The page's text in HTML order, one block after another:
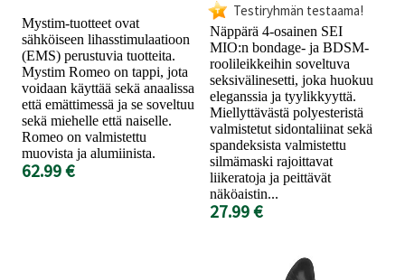
Mystim-tuotteet ovat
sähköiseen lihasstimulaatioon
(EMS) perustuvia tuotteita.
Mystim Romeo on tappi, jota
voidaan käyttää sekä anaalissa
että emättimessä ja se soveltuu
sekä miehelle että naiselle.
Romeo on valmistettu
muovista ja alumiinista.
62.99 €
Testiryhmän testaama!
Näppärä 4-osainen SEI
MIO:n bondage- ja BDSM-
roolileikkeihin soveltuva
seksivälinesetti, joka huokuu
eleganssia ja tyylikkyyttä.
Miellyttävästä polyesteristä
valmistetut sidontaliinat sekä
spandeksista valmistettu
silmämaski rajoittavat
liikeratoja ja peittävät
näköaistin...
27.99 €